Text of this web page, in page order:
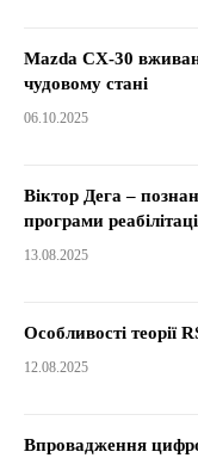
Mazda CX-30
чудовому стані
06.10.2025
Віктор Дега –
програми
13.08.2025
Особливості теорії
12.08.2025
Впровадження